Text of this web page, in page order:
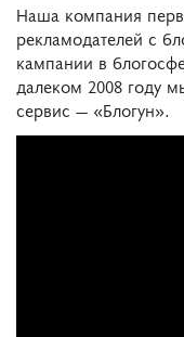
Наша компания
рекламодателей с
кампании в
далеком 2008 году
сервис — «Блогун».